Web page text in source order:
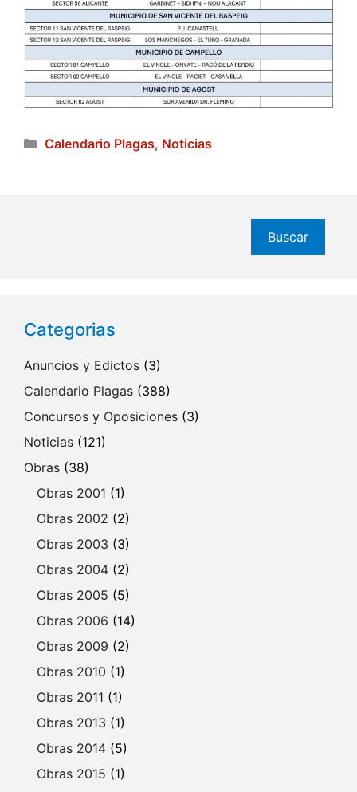
Categorías
Calendario Plagas, Noticias
Buscar
Categorias
Anuncios y Edictos (3)
Calendario Plagas (388)
Concursos y Oposiciones (3)
Noticias (121)
Obras (38)
Obras 2001 (1)
Obras 2002 (2)
Obras 2003 (3)
Obras 2004 (2)
Obras 2005 (5)
Obras 2006 (14)
Obras 2009 (2)
Obras 2010 (1)
Obras 2011 (1)
Obras 2013 (1)
Obras 2014 (5)
Obras 2015 (1)